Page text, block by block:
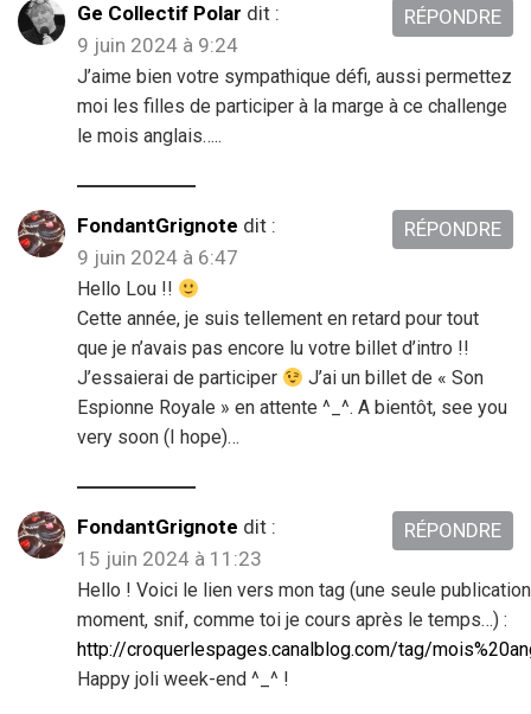
Ge Collectif Polar dit :
9 juin 2024 à 9:24
J’aime bien votre sympathique défi, aussi permettez
moi les filles de participer à la marge à ce challenge
le mois anglais…..
RÉPONDRE
FondantGrignote dit :
9 juin 2024 à 6:47
Hello Lou !!
Cette année, je suis tellement en retard pour tout
que je n’avais pas encore lu votre billet d’intro !!
J’essaierai de participer
J’ai un billet de « Son
Espionne Royale » en attente ^_^. A bientôt, see you
very soon (I hope)…
RÉPONDRE
FondantGrignote dit :
15 juin 2024 à 11:23
Hello ! Voici le lien vers mon tag (une seule
moment, snif, comme toi je cours après le temps…) :
http://croquerlespages.canalblog.com/tag/
Happy joli week-end ^_^ !
RÉPONDRE